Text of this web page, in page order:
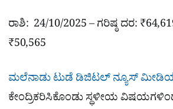
ರಾಶಿ: 24/10/2025 – ಗರಿಷ್ಠ ದರ:
₹50,565
ಮಲೆನಾಡು ಟುಡೆ ಡಿಜಿಟಲ್ ನ್ಯೂಸ್
ಕೇಂದ್ರಿಕರಿಸಿಕೊಂಡು ಸ್ಥಳೀಯ